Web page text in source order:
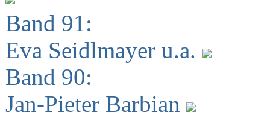
Band 91:
Eva Seidlmayer u.a.
Band 90:
Jan-Pieter Barbian